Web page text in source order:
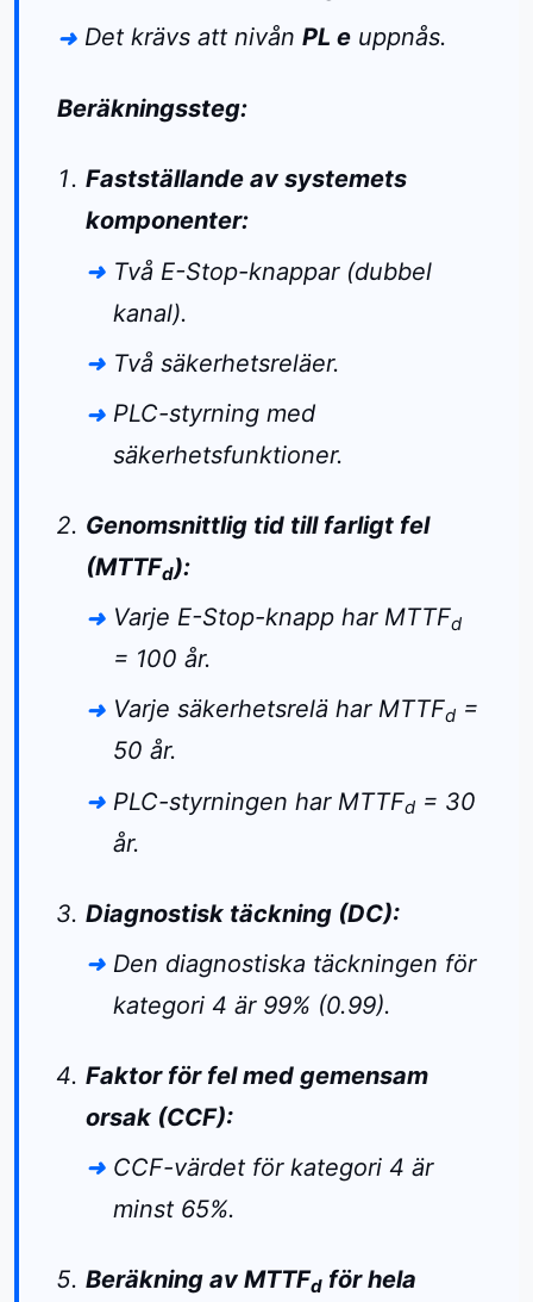
Det krävs att nivånPL e uppnås.
Beräkningssteg:
Fastställande av systemets
komponenter:
Två E-Stop-knappar (dubbel
kanal).
Två säkerhetsreläer.
PLC-styrning med
säkerhetsfunktioner.
Genomsnittlig tid till farligt fel
(MTTFd):
Varje E-Stop-knapp har MTTFd
= 100 år.
Varje säkerhetsrelä har MTTFd =
50 år.
PLC-styrningen har MTTFd = 30
år.
Diagnostisk täckning (DC):
Den diagnostiska täckningen för
kategori 4 är 99% (0.99).
Faktor för fel med gemensam
orsak (CCF):
CCF-värdet för kategori 4 är
minst 65%.
Beräkning av MTTFd för hela